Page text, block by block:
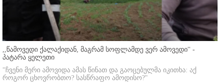
,,წამოვედი ქალაქიდან, მაგრამ სოფლამდე ვერ ამოვედი'' -
პატარა ყელეთი
"ჩვენი მერი ამოვიდა ამას წინათ და გაოცებულმა იკითხა: აქ
როგორ ცხოვრობთო? სასწრაფო ამოდისო?"